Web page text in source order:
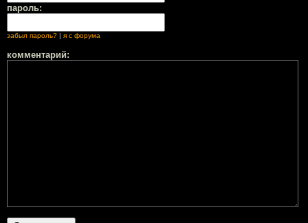
пароль:
забыл пароль? я с форума
комментарий: